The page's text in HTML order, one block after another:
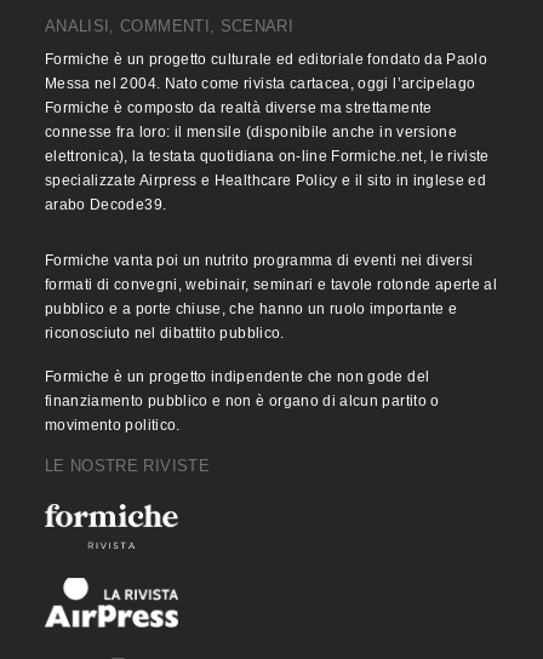
ANALISI, COMMENTI, SCENARI
Formiche è un progetto culturale ed editoriale fondato da Paolo
Messa nel 2004. Nato come rivista cartacea, oggi l’arcipelago
Formiche è composto da realtà diverse ma strettamente
connesse fra loro: il mensile (disponibile anche in versione
elettronica), la testata quotidiana on-line Formiche.net, le riviste
specializzate Airpress e Healthcare Policy e il sito in inglese ed
arabo Decode39.
Formiche vanta poi un nutrito programma di eventi nei diversi
formati di convegni, webinair, seminari e tavole rotonde aperte al
pubblico e a porte chiuse, che hanno un ruolo importante e
riconosciuto nel dibattito pubblico.
Formiche è un progetto indipendente che non gode del
finanziamento pubblico e non è organo di alcun partito o
movimento politico.
LE NOSTRE RIVISTE